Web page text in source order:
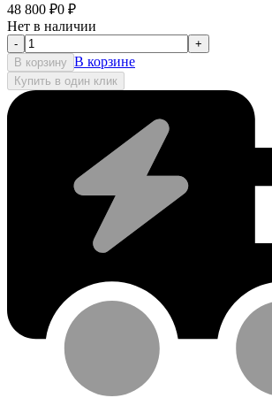
48 800 ₽0 ₽
Нет в наличии
-
+
В корзину В корзине
Купить в один клик